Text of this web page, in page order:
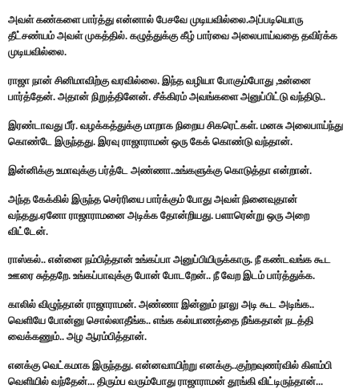
அவள் கண்களை பார்த்து என்னால் பேசவே முடியவில்லை.அப்படியொரு
தீட்சண்யம் அவள் முகத்தில். கழுத்துக்கு கீழ் பார்வை அலைபாய்வதை தவிர்க்க
முடியவில்லை.
ராஜா நான் சினிமாவிற்கு வரவில்லை. இந்த வழியா போகும்போது ,உன்னை
பார்த்தேன். அதான் நிறுத்தினேன். சீக்கிரம் அவங்களை அனுப்பிட்டு வந்திடு..
இரண்டாவது பீர். வழக்கத்துக்கு மாறாக நிறைய சிகரெட்கள். மனசு அலைபாய்ந்து
கொண்டே இருந்தது. இரவு ராஜாராமன் ஒரு கேக் கொண்டு வந்தான்.
இன்னிக்கு உமாவுக்கு பர்த்டே அண்ணா..உங்களுக்கு கொடுத்தா என்றான்.
அந்த கேக்கில் இருந்த செர்ரியை பார்க்கும் போது அவள் நினைவுதான்
வந்தது.ஏனோ ராஜாராமனை அடிக்க தோன்றியது. பளாரென்று ஒரு அறை
விட்டேன்.
ராஸ்கல்.. என்னை நம்பித்தான் உங்கப்பா அனுப்பியிருக்காரு. நீ கண்டவங்க கூட
ஊரை சுத்தறே. உங்கப்பாவுக்கு போன் போடறேன்.. நீ வேற இடம் பார்த்துக்க.
காலில் விழுந்தான் ராஜாராமன். அண்ணா இன்னும் நாலு அடி கூட அடிங்க..
வெளியே போன்னு சொல்லாதீங்க.. எங்க கல்யாணத்தை நீங்கதான் நடத்தி
வைக்கணும்.. அழ ஆரம்பித்தான்.
எனக்கு வெட்கமாக இருந்தது. என்னவாயிற்று எனக்கு..குற்றவுணர்வில் கிளம்பி
வெளியில் வந்தேன்... திரும்ப வரும்போது ராஜாராமன் தூங்கி விட்டிருந்தான்...